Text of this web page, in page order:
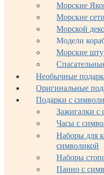
Морские
Морские сети
Морской
Модели
Морские
Необычные
Оригинальные
Подарки с
Зажигалки с
Часы с
Наборы для
символикой
Наборы
Панно с